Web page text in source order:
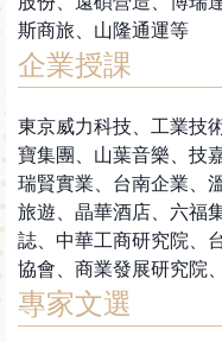
斯商旅、山隆通運等
企業授課
東京威力科技、工業技
寶集團、山葉音樂、技
瑞賢實業、台南企業、
旅遊、晶華酒店、六福
誌、中華工商研究院、
協會、商業發展研究院
專家文選